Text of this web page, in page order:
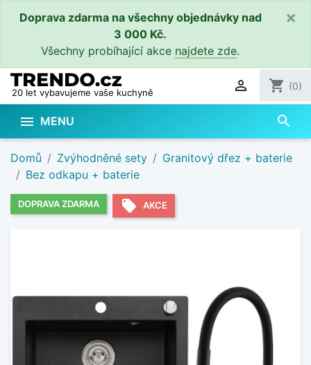
Doprava zdarma na všechny objednávky nad
3 000 Kč.
Všechny probíhající akce najdete zde.
×
20 let vybavujeme vaše kuchyně  shopping_cart (0)
 MENU search
Domů Zvýhodněné sety
Granitový dřez + baterie
Bez odkapu + baterie
DOPRAVA ZDARMA local_offer AKCE